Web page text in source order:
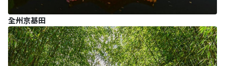
全州京基田